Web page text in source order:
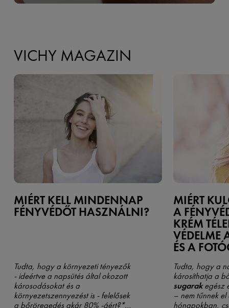
VICHY MAGAZIN
MIÉRT KELL MINDENNAP
FÉNYVÉDŐT HASZNÁLNI?
Tudta, hogy a környezeti tényezők
- ideértve a napsütés által okozott
károsodásokat és a
környezetszennyezést is - felelősek
a bőröregedés akár 80% -áért?*
MIÉRT
A
KRÉM
VÉDELME
ÉS A
Tudta, hogy a
károsíthatja a
sugarakegész
– nem tűnnek
hónapokban,